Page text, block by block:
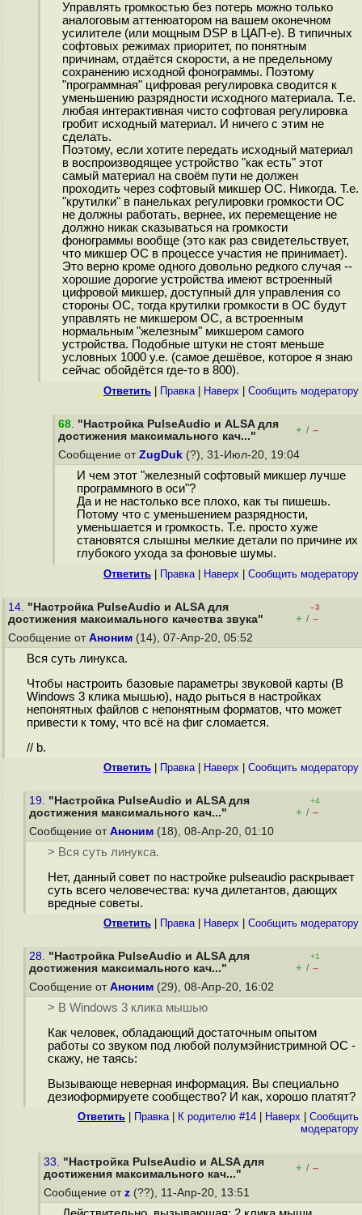
Управлять громкостью без потерь можно только
аналоговым аттенюатором на вашем оконечном
усилителе (или мощным DSP в ЦАП-е). В типичных
софтовых режимах приоритет, по понятным
причинам, отдаётся скорости, а не предельному
сохранению исходной фонограммы. Поэтому
"программная" цифровая регулировка сводится к
уменьшению разрядности исходного материала. Т.е.
любая интерактивная чисто софтовая регулировка
гробит исходный материал. И ничего с этим не
сделать.
Поэтому, если хотите передать исходный материал
в воспроизводящее устройство "как есть" этот
самый материал на своём пути не должен
проходить через софтовый микшер ОС. Никогда. Т.е.
"крутилки" в панельках регулировки громкости ОС
не должны работать, вернее, их перемещение не
должно никак сказываться на громкости
фонограммы вообще (это как раз свидетельствует,
что микшер ОС в процессе участия не принимает).
Это верно кроме одного довольно редкого случая --
хорошие дорогие устройства имеют встроенный
цифровой микшер, доступный для управления со
стороны ОС, тогда крутилки громкости в ОС будут
управлять не микшером ОС, а встроенным
нормальным "железным" микшером самого
устройства. Подобные штуки не стоят меньше
условных 1000 у.е. (самое дешёвое, которое я знаю
сейчас обойдётся где-то в 800).
Ответить Правка| Наверх Cообщить модератору
68. "Настройка PulseAudio и ALSA для
достижения максимального кач..."
+ / –
Сообщение от ZugDuk (?), 31-Июл-20, 19:04
И чем этот "железный софтовый микшер лучше
программного в оси"?
Да и не настолько все плохо, как ты пишешь.
Потому что с уменьшением разрядности,
уменьшается и громкость. Т.е. просто хуже
становятся слышны мелкие детали по причине их
глубокого ухода за фоновые шумы.
Ответить Правка| Наверх Cообщить модератору
14. "Настройка PulseAudio и ALSA для
достижения максимального качества звука"
–3
+ / –
Сообщение от Аноним (14), 07-Апр-20, 05:52
Вся суть линукса.
Чтобы настроить базовые параметры звуковой карты (В
Windows 3 клика мышью), надо рыться в настройках
непонятных файлов с непонятным форматов, что может
привести к тому, что всё на фиг сломается.
// b.
Ответить Правка| Наверх Cообщить модератору
19. "Настройка PulseAudio и ALSA для
достижения максимального кач..."
+4
+ / –
Сообщение от Аноним (18), 08-Апр-20, 01:10
> Вся суть линукса.
Нет, данный совет по настройке pulseaudio раскрывает
суть всего человечества: куча дилетантов, дающих
вредные советы.
Ответить Правка| Наверх Cообщить модератору
28. "Настройка PulseAudio и ALSA для
достижения максимального кач..."
+1
+ / –
Сообщение от Аноним (29), 08-Апр-20, 16:02
> В Windows 3 клика мышью
Как человек, обладающий достаточным опытом
работы со звуком под любой полумэйнистримной ОС -
скажу, не таясь:
Вызывающе неверная информация. Вы специально
дезиоформируете сообщество? И как, хорошо платят?
Ответить Правка| К родителю #14 Наверх
Cообщить
модератору
33. "Настройка PulseAudio и ALSA для
достижения максимального кач..."
+ / –
Сообщение от z (??), 11-Апр-20, 13:51